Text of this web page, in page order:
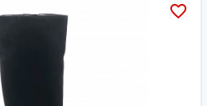
favorite_border